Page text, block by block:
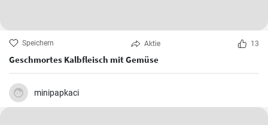
Speichern Aktie 13
Geschmortes Kalbfleisch mit Gemüse
minipapkaci